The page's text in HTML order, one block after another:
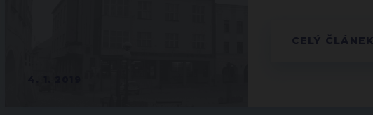
CELÝ ČLÁNEK